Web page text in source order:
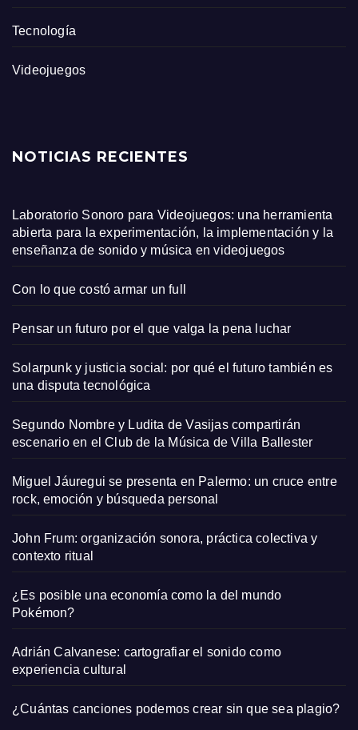
Tecnología
Videojuegos
NOTICIAS RECIENTES
Laboratorio Sonoro para Videojuegos: una herramienta
abierta para la experimentación, la implementación y la
enseñanza de sonido y música en videojuegos
Con lo que costó armar un full
Pensar un futuro por el que valga la pena luchar
Solarpunk y justicia social: por qué el futuro también es
una disputa tecnológica
Segundo Nombre y Ludita de Vasijas compartirán
escenario en el Club de la Música de Villa Ballester
Miguel Jáuregui se presenta en Palermo: un cruce entre
rock, emoción y búsqueda personal
John Frum: organización sonora, práctica colectiva y
contexto ritual
¿Es posible una economía como la del mundo
Pokémon?
Adrián Calvanese: cartografiar el sonido como
experiencia cultural
¿Cuántas canciones podemos crear sin que sea plagio?